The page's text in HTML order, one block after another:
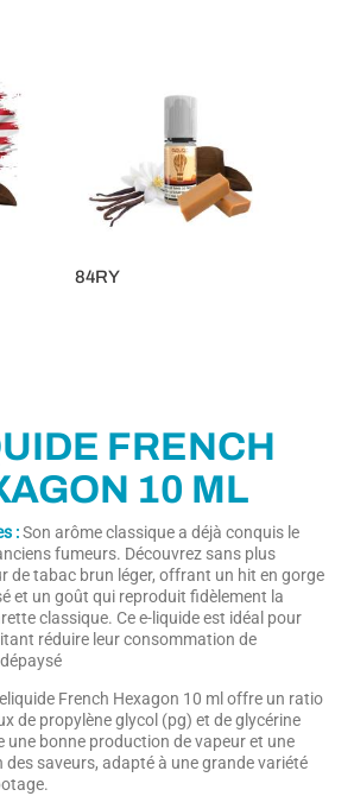
84RY
FRENCH
10 ML
:Son arôme classique a déjà conquis le
fumeurs. Découvrez sans plus
de tabac brun léger, offrant un hit en gorge
et un goût qui reproduit fidèlement la
classique. Ce e-liquide est idéal pour
réduire leur consommation de
French Hexagon 10 ml offre un ratio
de propylène glycol (pg) et de glycérine
une bonne production de vapeur et une
saveurs, adapté à une grande variété